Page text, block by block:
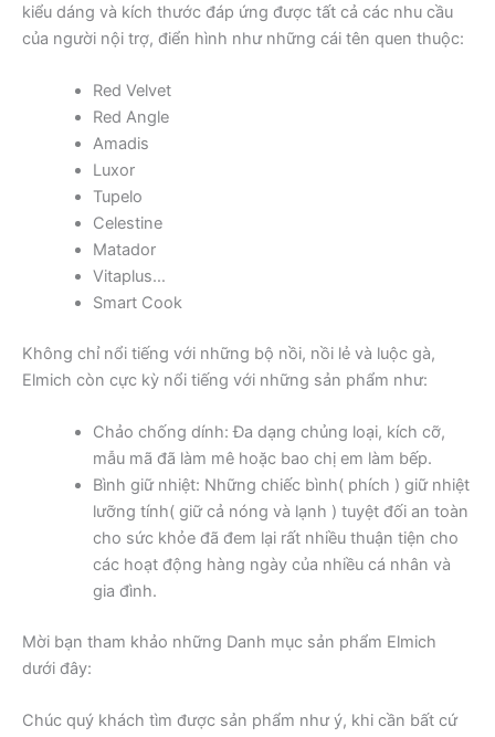
kiểu dáng và kích thước đáp ứng được tất cả các nhu cầu
của người nội trợ, điển hình như những cái tên quen thuộc:
Red Velvet
Red Angle
Amadis
Luxor
Tupelo
Celestine
Matador
Vitaplus…
Smart Cook
Không chỉ nổi tiếng với những bộ nồi, nồi lẻ và luộc gà,
Elmich còn cực kỳ nổi tiếng với những sản phẩm như:
Chảo chống dính: Đa dạng chủng loại, kích cỡ,
mẫu mã đã làm mê hoặc bao chị em làm bếp.
Bình giữ nhiệt: Những chiếc bình( phích ) giữ nhiệt
lưỡng tính( giữ cả nóng và lạnh ) tuyệt đối an toàn
cho sức khỏe đã đem lại rất nhiều thuận tiện cho
các hoạt động hàng ngày của nhiều cá nhân và
gia đình.
Mời bạn tham khảo những Danh mục sản phẩm Elmich
dưới đây:
Chúc quý khách tìm được sản phẩm như ý, khi cần bất cứ